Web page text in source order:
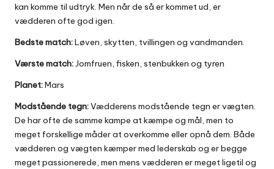
kan komme til udtryk. Men når de så er kommet ud, er
vædderen ofte god igen.
Bedste match:Løven, skytten, tvillingen og vandmanden.
Værste match:Jomfruen, fisken, stenbukken og tyren
Planet:Mars
Modstående tegn:Vædderens modstående tegn er vægten.
De har ofte de samme kampe at kæmpe og mål, men to
meget forskellige måder at overkomme eller opnå dem. Både
vædderen og vægten kæmper med lederskab og er begge
meget passionerede, men mens vædderen er meget ligetil og